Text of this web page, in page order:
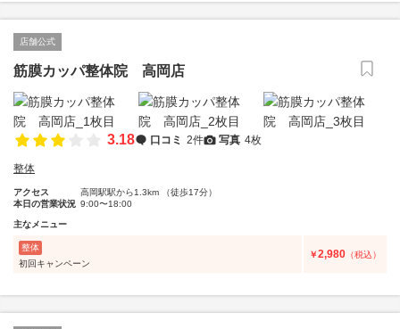
店舗公式
筋膜カッパ整体院 高岡店
3.18 口コミ 2件 写真 4枚
整体
アクセス
高岡駅駅から1.3km （徒歩17分）
本日の営業状況 9:00〜18:00
主なメニュー
整体
初回キャンペーン
￥2,980 （税込）